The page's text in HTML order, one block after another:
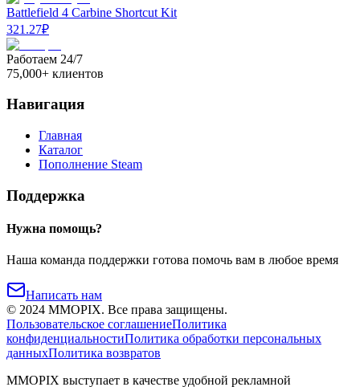
Battlefield 4 Carbine Shortcut Kit
321.27₽
Работаем 24/7
75,000+ клиентов
Навигация
Главная
Каталог
Пополнение Steam
Поддержка
Нужна помощь?
Наша команда поддержки готова помочь вам в любое время
Написать нам
© 2024 MMOPIX. Все права защищены.
Пользовательское соглашениеПолитика
конфиденциальностиПолитика обработки персональных
данныхПолитика возвратов
MMOPIX выступает в качестве удобной рекламной